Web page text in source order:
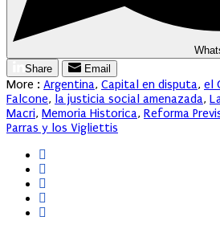
Share
Email
More : Argentina, Capital en disputa, el
Falcone, la justicia social amenazada,
Macri, Memoria Historica, Reforma
Parras y los Vigliettis